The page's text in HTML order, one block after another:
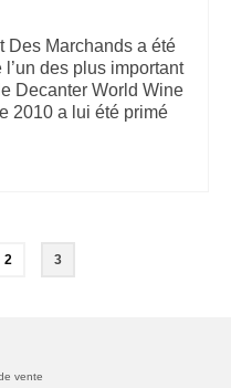
Des Marchands a été
des plus important
Decanter World Wine
2010 a lui été primé
2 3
vente